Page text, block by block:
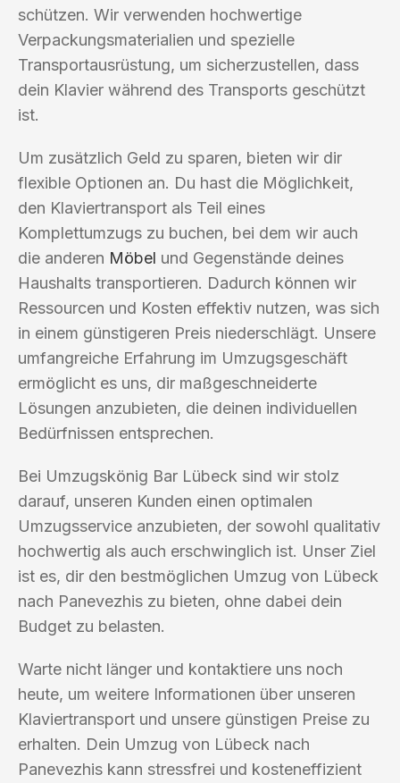
schützen. Wir verwenden hochwertige
Verpackungsmaterialien und spezielle
Transportausrüstung, um sicherzustellen, dass
dein Klavier während des Transports geschützt
ist.
Um zusätzlich Geld zu sparen, bieten wir dir
flexible Optionen an. Du hast die Möglichkeit,
den Klaviertransport als Teil eines
Komplettumzugs zu buchen, bei dem wir auch
die anderen Möbel und Gegenstände deines
Haushalts transportieren. Dadurch können wir
Ressourcen und Kosten effektiv nutzen, was sich
in einem günstigeren Preis niederschlägt. Unsere
umfangreiche Erfahrung im Umzugsgeschäft
ermöglicht es uns, dir maßgeschneiderte
Lösungen anzubieten, die deinen individuellen
Bedürfnissen entsprechen.
Bei Umzugskönig Bar Lübeck sind wir stolz
darauf, unseren Kunden einen optimalen
Umzugsservice anzubieten, der sowohl qualitativ
hochwertig als auch erschwinglich ist. Unser Ziel
ist es, dir den bestmöglichen Umzug von Lübeck
nach Panevezhis zu bieten, ohne dabei dein
Budget zu belasten.
Warte nicht länger und kontaktiere uns noch
heute, um weitere Informationen über unseren
Klaviertransport und unsere günstigen Preise zu
erhalten. Dein Umzug von Lübeck nach
Panevezhis kann stressfrei und kosteneffizient